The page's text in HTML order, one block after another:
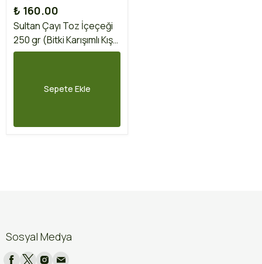
₺ 160.00
Sultan Çayı Toz İçeçeği
250 gr (Bitki Karışımlı Kış
Çayı)
Sepete Ekle
Sosyal Medya